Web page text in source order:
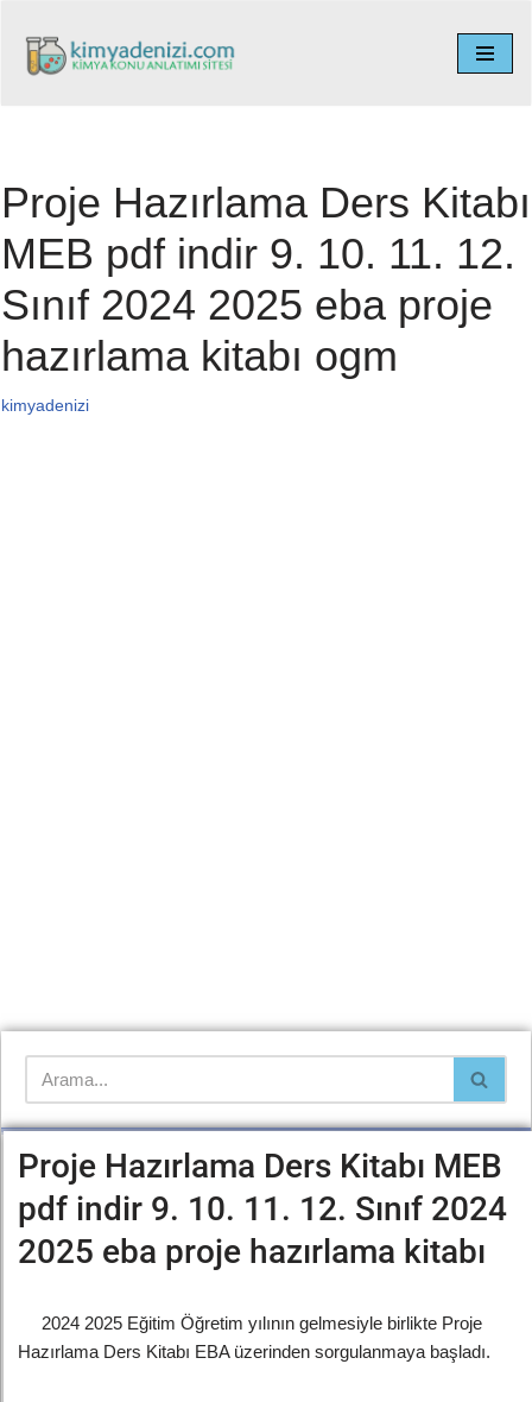
İçeriğe
Proje Hazırlama Ders Kitabı
MEB pdf indir 9. 10. 11. 12.
Sınıf 2024 2025 eba proje
hazırlama kitabı ogm
kimyadenizi
Proje Hazırlama Ders Kitabı MEB
pdf indir 9. 10. 11. 12. Sınıf 2024
2025 eba proje hazırlama kitabı
2024 2025 Eğitim Öğretim yılının gelmesiyle birlikte Proje
Hazırlama Ders Kitabı EBA üzerinden sorgulanmaya başladı.